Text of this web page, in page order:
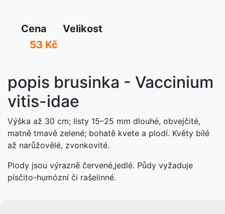
Cena
Velikost
53 Kč
popis brusinka - Vaccinium
vitis-idae
Výška až 30 cm; listy 15–25 mm dlouhé, obvejčité,
matně tmavě zelené; bohatě kvete a plodí. Květy bílé
až narůžovělé, zvonkovité.
Plody jsou výrazně červené,jedlé. Půdy vyžaduje
písčito-humózní či rašelinné.